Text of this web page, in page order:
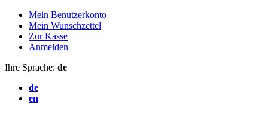
Mein Benutzerkonto
Mein Wunschzettel
Zur Kasse
Anmelden
Ihre Sprache: de
de
en